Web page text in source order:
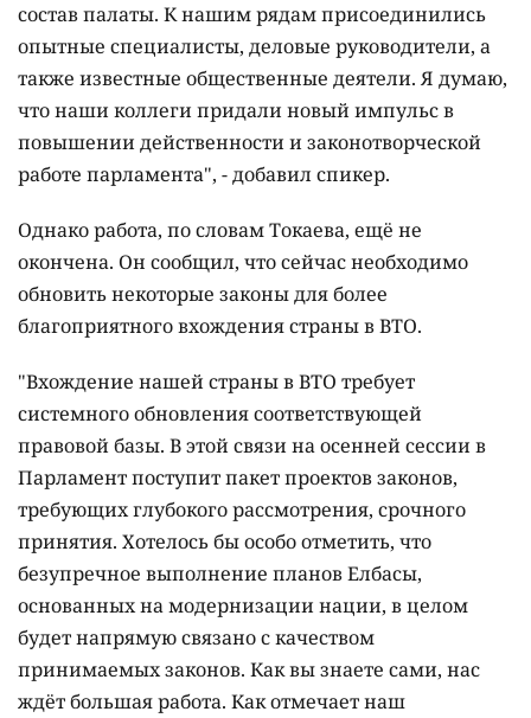
состав палаты. К нашим рядам присоединились
опытные специалисты, деловые руководители, а
также известные общественные деятели. Я думаю,
что наши коллеги придали новый импульс в
повышении действенности и законотворческой
работе парламента", - добавил спикер.
Однако работа, по словам Токаева, ещё не
окончена. Он сообщил, что сейчас необходимо
обновить некоторые законы для более
благоприятного вхождения страны в ВТО.
"Вхождение нашей страны в ВТО требует
системного обновления соответствующей
правовой базы. В этой связи на осенней сессии в
Парламент поступит пакет проектов законов,
требующих глубокого рассмотрения, срочного
принятия. Хотелось бы особо отметить, что
безупречное выполнение планов Елбасы,
основанных на модернизации нации, в целом
будет напрямую связано с качеством
принимаемых законов. Как вы знаете сами, нас
ждёт большая работа. Как отмечает наш